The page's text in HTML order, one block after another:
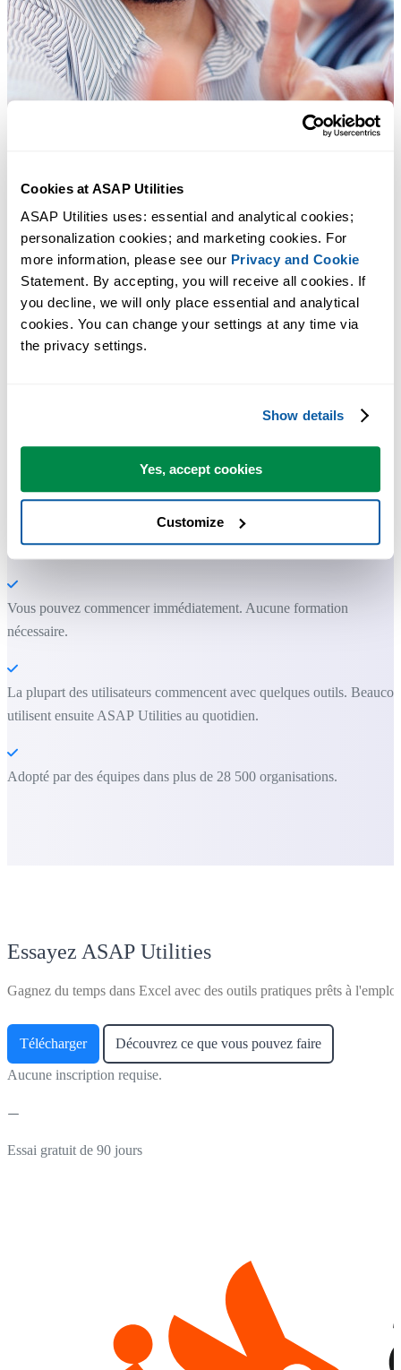
Cookies at ASAP Utilities
ASAP Utilities uses: essential and analytical cookies;
personalization cookies; and marketing cookies. For
more information, please see our Privacy and Cookie
Statement. By accepting, you will receive all cookies. If
you decline, we will only place essential and analytical
cookies. You can change your settings at any time via
the privacy settings.
Show details
Yes, accept cookies
Customize
Gagnez du temps dans Excel. Tout
simplement.
ASAP Utilities vous aide à gagner du temps et à faire des choses
qu'Excel seul ne permet pas.
Vous pouvez commencer immédiatement. Aucune formation
nécessaire.
La plupart des utilisateurs commencent avec quelques outils.
utilisent ensuite ASAP Utilities au quotidien.
Adopté par des équipes dans plus de 28 500 organisations.
Essayez ASAP Utilities
Gagnez du temps dans Excel avec des outils pratiques prêts à
Télécharger Découvrez ce que vous pouvez faire
Aucune inscription requise.
Essai gratuit de 90 jours